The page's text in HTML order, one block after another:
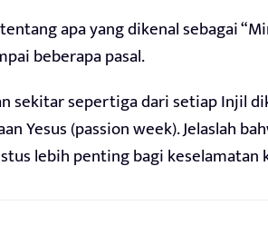
apa yang dikenal sebagai
beberapa pasal.
sekitar sepertiga dari setiap Injil
Yesus (passion week). Jelaslah
lebih penting bagi keselamatan